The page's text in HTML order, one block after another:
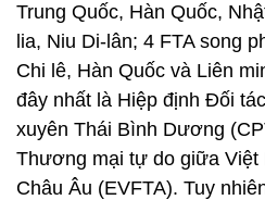
Trung Quốc, Hàn Quốc,
lia, Niu Di-lân; 4 FTA song
Chi lê, Hàn Quốc và Liên
đây nhất là Hiệp định Đối
xuyên Thái Bình Dương
Thương mại tự do giữa Việt
Châu Âu (EVFTA). Tuy